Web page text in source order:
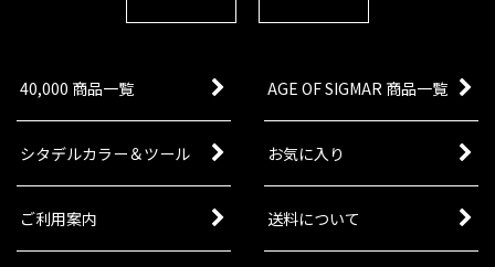
40,000 商品一覧 AGE OF SIGMAR 商品一覧
シタデルカラー＆ツール お気に入り
ご利用案内 送料について